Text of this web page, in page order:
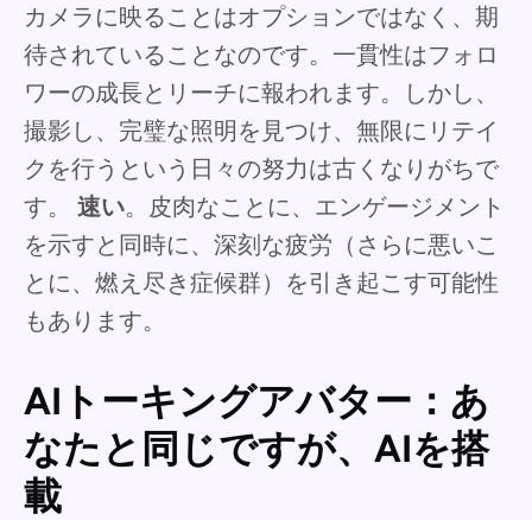
カメラに映ることはオプションではなく、期
待されていることなのです。一貫性はフォロ
ワーの成長とリーチに報われます。しかし、
撮影し、完璧な照明を見つけ、無限にリテイ
クを行うという日々の努力は古くなりがちで
す。 速い。皮肉なことに、エンゲージメント
を示すと同時に、深刻な疲労（さらに悪いこ
とに、燃え尽き症候群）を引き起こす可能性
もあります。
AIトーキングアバター：あ
なたと同じですが、AIを搭
載